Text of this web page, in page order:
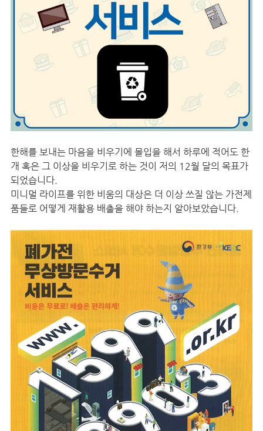
한해를 보내는 마음을 비우기에 몰입을 해서 하루에 적어도 한
개 혹은 그 이상을 비우기로 하는 것이 저의 12월 달의 목표가
되었습니다.
미니멀 라이프를 위한 비움의 대상은 더 이상 쓰질 않는 가전제
품들로 어떻게 재활용 배출을 해야 하는지 알아보았습니다.